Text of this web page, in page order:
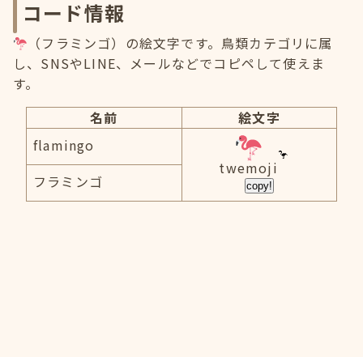
コード情報
（フラミンゴ）の絵文字です。鳥類カテゴリに属
し、SNSやLINE、メールなどでコピペして使えま
す。
名前
絵文字
flamingo
twemoji
copy!
フラミンゴ